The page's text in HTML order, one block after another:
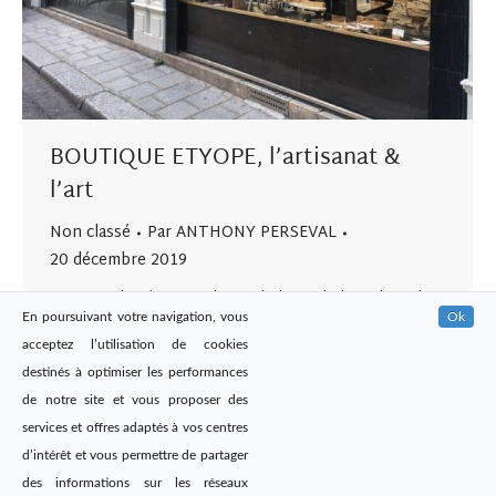
BOUTIQUE ETYOPE, l’artisanat &
l’art
Non classé ParANTHONY PERSEVAL
20 décembre 2019
ETYOPE, l’artisanat & l’art « le beau, le bon, le vrai »
Retrouvez nos Champagnes dans la boutique Etyope
en plein cœur du Marais, 29 rue du roi de Sicile 75004
PARIS.
En poursuivant votre navigation, vous
acceptez l’utilisation de cookies
destinés à optimiser les performances
de notre site et vous proposer des
services et offres adaptés à vos centres
d’intérêt et vous permettre de partager
des informations sur les réseaux
Ok